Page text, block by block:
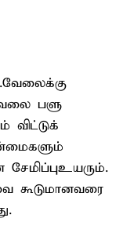
பளு
விட்டுக்
கூடுமானவரை